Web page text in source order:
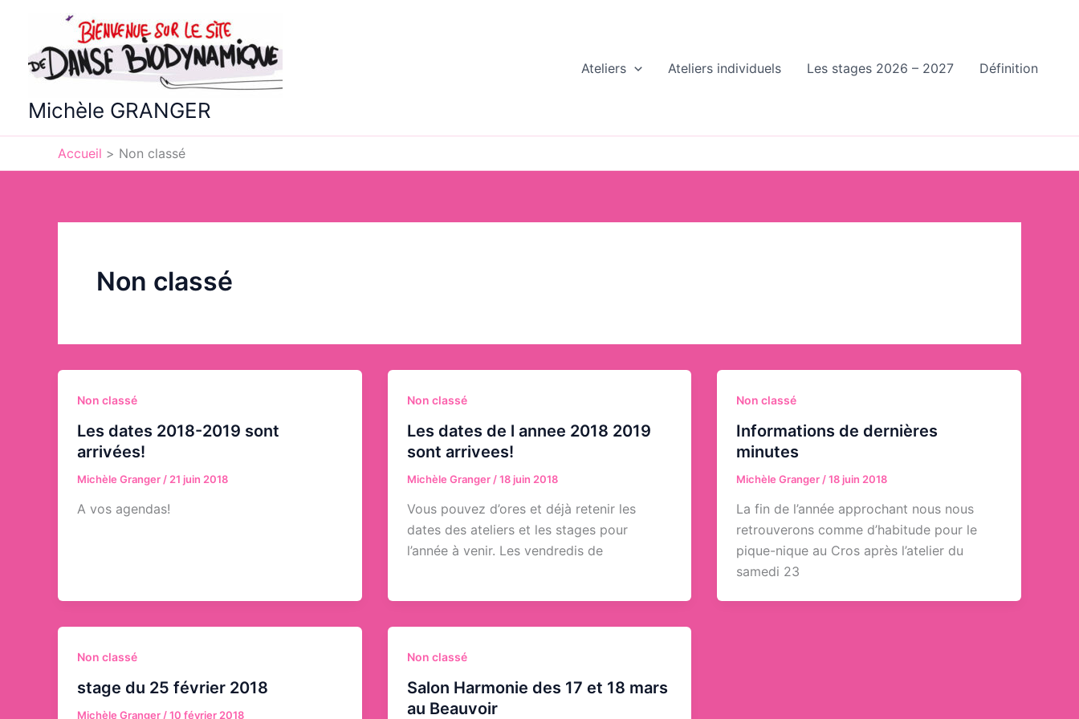
contenu
Michèle GRANGER
Ateliers Ateliers individuels Les stages 2026 – 2027 Définition
Accueil Non classé
Non classé
Non classé
Les dates 2018-2019 sont
arrivées!
Michèle Granger / 21 juin 2018
A vos agendas!
Non classé
Les dates de l annee 2018 2019
sont arrivees!
Michèle Granger /18 juin 2018
Vous pouvez d’ores et déjà retenir les
dates des ateliers et les stages pour
l’année à venir. Les vendredis de
Non classé
Informations de dernières
minutes
Michèle Granger /18 juin 2018
La fin de l’année approchant nous nous
retrouverons comme d’habitude pour le
pique-nique au Cros après l’atelier du
samedi 23
Non classé
stage du 25 février 2018
Michèle Granger /10 février 2018
Non classé
Salon Harmonie des 17 et 18 mars
au Beauvoir